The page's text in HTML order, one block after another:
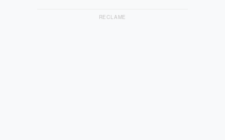
RECLAME